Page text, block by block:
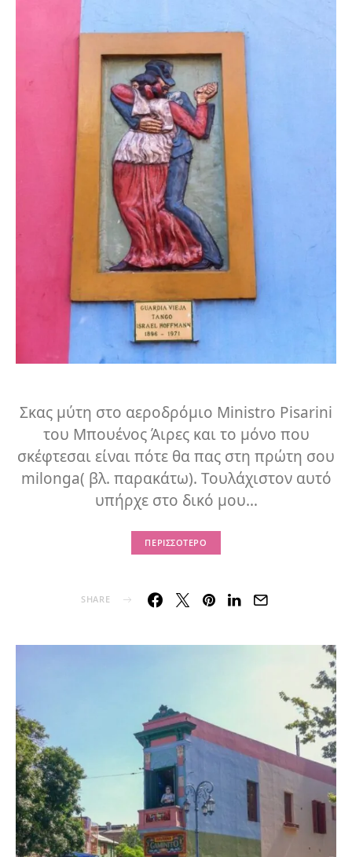
Σκας μύτη στο αεροδρόμιο Ministro Pisarini
του Μπουένος Άιρες και το μόνο που
σκέφτεσαι είναι πότε θα πας στη πρώτη σου
milonga( βλ. παρακάτω). Τουλάχιστον αυτό
υπήρχε στο δικό μου…
ΠΕΡΙΣΣΌΤΕΡΟ
SHARE